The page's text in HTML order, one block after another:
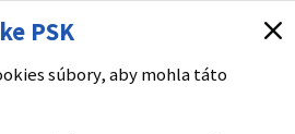
PSK
súbory, aby mohla táto